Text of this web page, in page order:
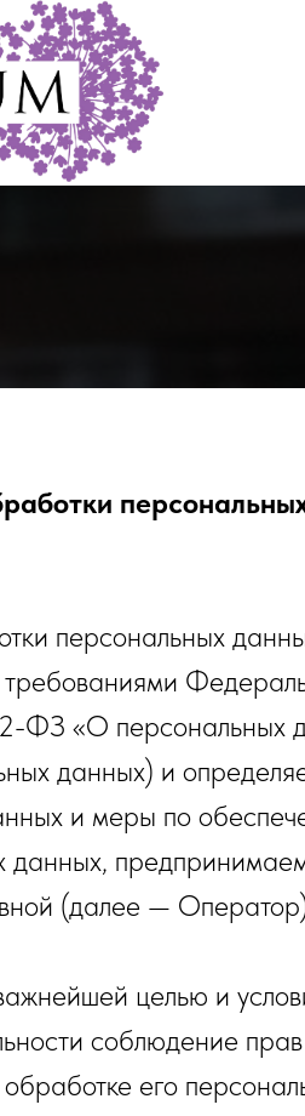
персональных
требованиями
ФЗ «О персональных
данных) и
и меры по
данных,
(далее —
целью и
соблюдение
его